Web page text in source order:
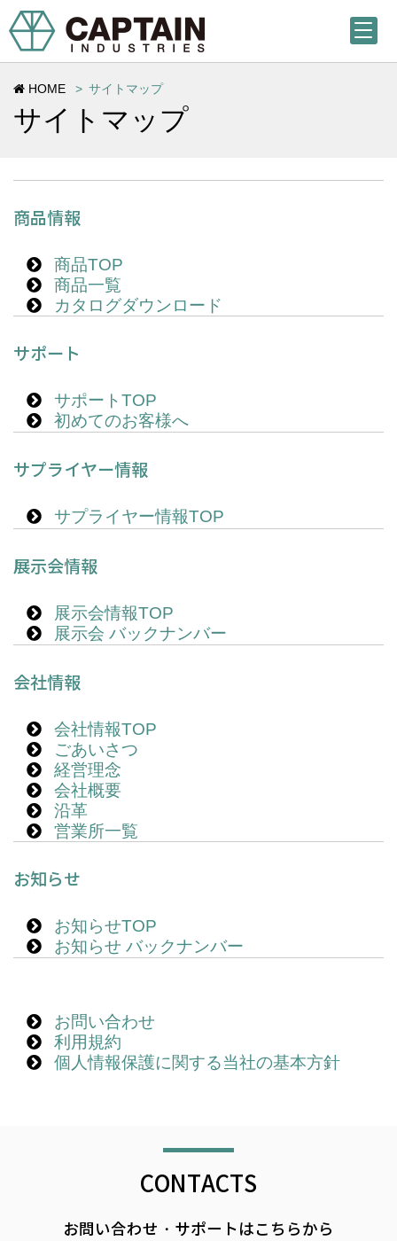
HOME サイトマップ
サイトマップ
商品情報
商品TOP
商品一覧
カタログダウンロード
サポート
サポートTOP
初めてのお客様へ
サプライヤー情報
サプライヤー情報TOP
展示会情報
展示会情報TOP
展示会 バックナンバー
会社情報
会社情報TOP
ごあいさつ
経営理念
会社概要
沿革
営業所一覧
お知らせ
お知らせTOP
お知らせ バックナンバー
お問い合わせ
利用規約
個人情報保護に関する当社の基本方針
CONTACTS
お問い合わせ・サポートはこちらから